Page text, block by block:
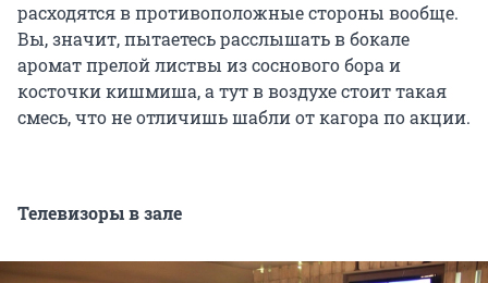
расходятся в противоположные стороны вообще.
Вы, значит, пытаетесь расслышать в бокале
аромат прелой листвы из соснового бора и
косточки кишмиша, а тут в воздухе стоит такая
смесь, что не отличишь шабли от кагора по акции.
Телевизоры в зале